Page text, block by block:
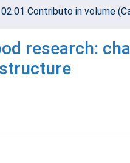
02.01 Contributo in volume
research: